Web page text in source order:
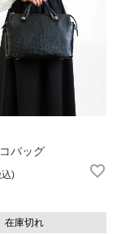
バッグ
在庫切れ